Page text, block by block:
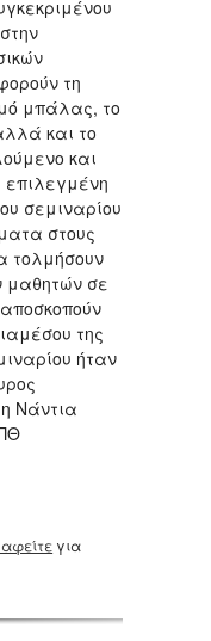
τη
μπάλας, το
και το
και
σεμιναρίου
στους
τολμήσουν
μαθητών σε
της
ήταν
Νάντια
για